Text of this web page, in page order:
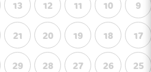
9
10
11
12
13
17
18
19
20
21
25
26
27
28
29